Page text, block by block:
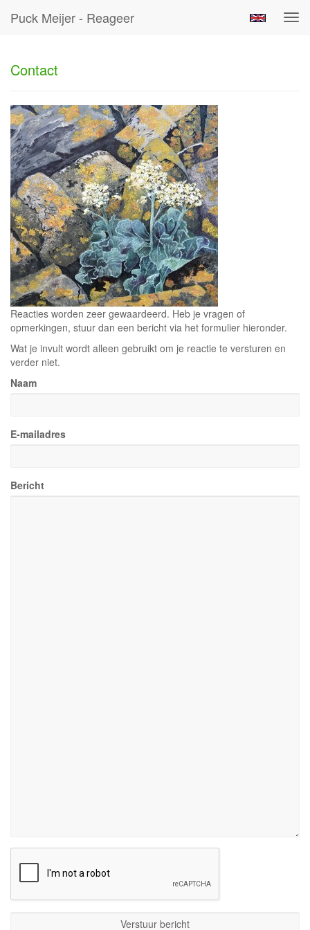
Puck Meijer - Reageer
Contact
Reacties worden zeer gewaardeerd. Heb je vragen of
opmerkingen, stuur dan een bericht via het formulier hieronder.
Wat je invult wordt alleen gebruikt om je reactie te versturen en
verder niet.
Naam
E-mailadres
Bericht